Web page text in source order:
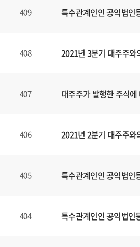
409 특수관계인인 공익법인
408 2021년 3분기 대주주와
407 대주주가 발행한 주식
406 2021년 2분기 대주주와
405 특수관계인인 공익법인
404 특수관계인인 공익법인